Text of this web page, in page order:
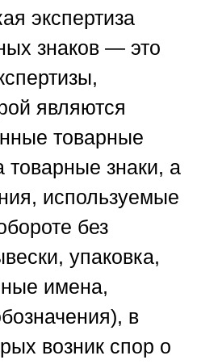
экспертиза
знаков — это
являются
товарные
товарные знаки, а
используемые
без
упаковка,
имена,
в
возник спор о